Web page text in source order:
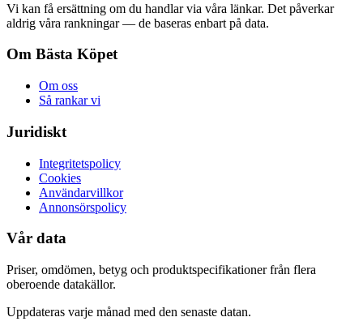
Vi kan få ersättning om du handlar via våra länkar. Det påverkar
aldrig våra rankningar — de baseras enbart på data.
Om Bästa Köpet
Om oss
Så rankar vi
Juridiskt
Integritetspolicy
Cookies
Användarvillkor
Annonsörspolicy
Vår data
Priser, omdömen, betyg och produktspecifikationer från flera
oberoende datakällor.
Uppdateras varje månad med den senaste datan.